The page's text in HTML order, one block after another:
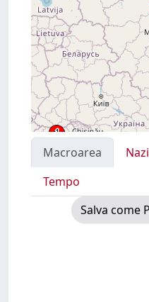
Macroarea
Tempo
Salva come